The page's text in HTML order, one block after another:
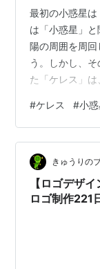
最初の小惑星
は「小惑星」
陽の周囲を周
う。しかし、
た「ケレス」
ぜ「惑星」から
かを深く掘り
「チチウス＝
ある謎の法則に
ボーデの法則
星の配置に一
#ケレス #小
きゅうりの
【ロゴデザ
ロゴ制作221